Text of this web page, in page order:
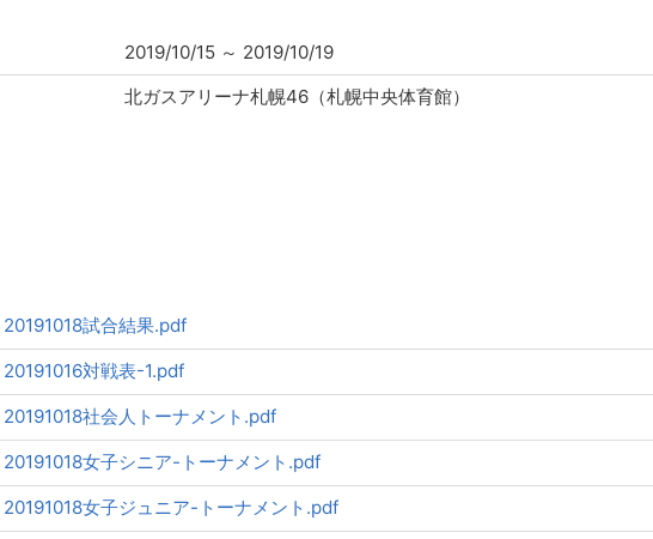
2019/10/15～ 2019/10/19
北ガスアリーナ札幌46（札幌中央体育館）
20191018試合結果.pdf
20191016対戦表-1.pdf
20191018社会人トーナメント.pdf
20191018女子シニア-トーナメント.pdf
20191018女子ジュニア-トーナメント.pdf